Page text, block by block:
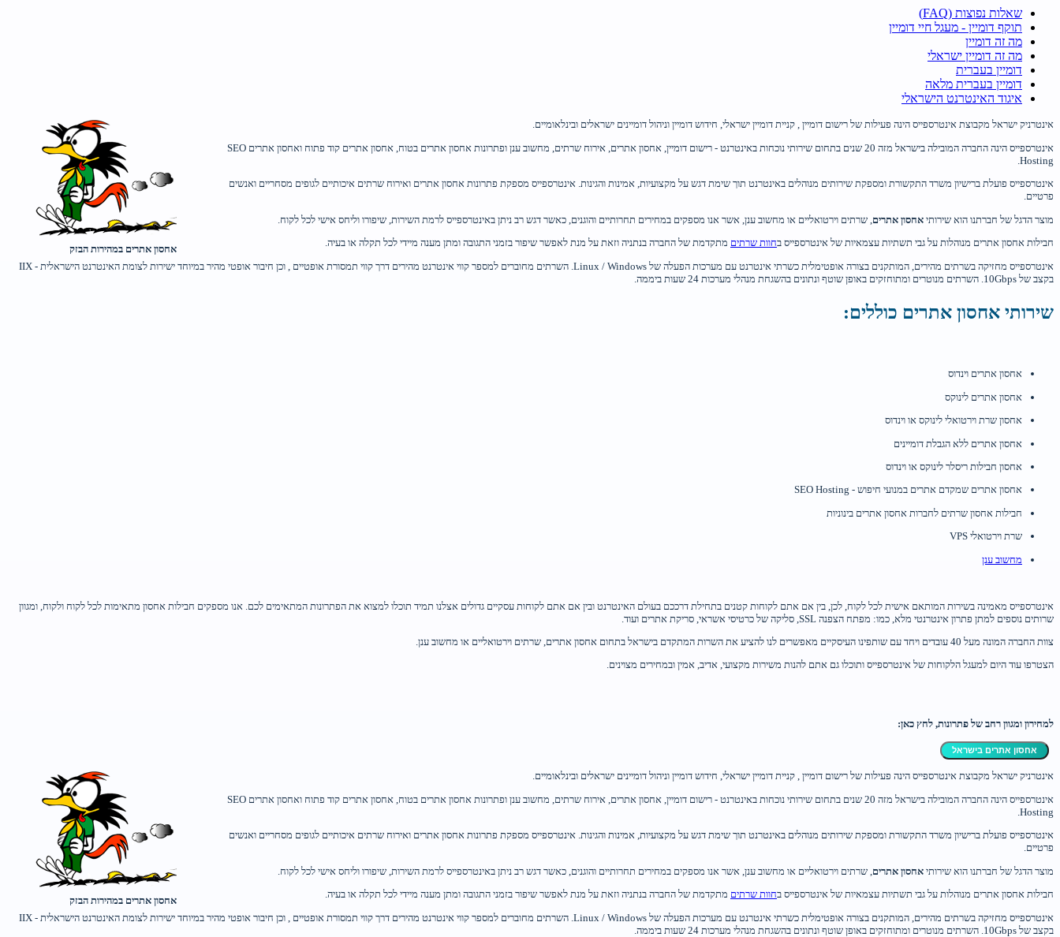
שאלות נפוצות (FAQ)
תוקף דומיין - מעגל חיי דומיין
מה זה דומיין
מה זה דומיין ישראלי
דומיין בעברית
דומיין בעברית מלאה
איגוד האינטרנט הישראלי
אחסון אתרים במהירות הבזק
אינטרניק ישראל מקבוצת אינטרספייס הינה פעילות של רישום דומיין , קניית דומיין ישראלי, חידוש דומיין וניהול דומיינים ישראלים ובינלאומיים.
אינטרספייס הינה החברה המובילה בישראל מזה 20 שנים בתחום שירותי נוכחות באינטרנט - רישום דומיין, אחסון אתרים, אירוח שרתים, מחשוב ענן ופתרונות אחסון אתרים בטוח, אחסון אתרים קוד פתוח ואחסון אתרים SEO
Hosting.
אינטרספייס פועלת ברישיון משרד התקשורת ומספקת שירותים מנוהלים באינטרנט תוך שימת דגש על מקצועיות, אמינות והגינות. אינטרספייס מספקת פתרונות אחסון אתרים ואירוח שרתים איכותיים לגופים מסחריים ואנשים
פרטיים.
מוצר הדגל של חברתנו הוא שירותי אחסון אתרים , שרתים וירטואליים או מחשוב ענן, אשר אנו מספקים במחירים תחרותיים והוגנים, כאשר דגש רב ניתן באינטרספייס לרמת השירות, שיפורו וליחס אישי לכל לקוח.
חבילות אחסון אתרים מנוהלות על גבי תשתיות עצמאיות של אינטרספייס בחוות שרתים מתקדמת של החברה בנתניה וזאת על מנת לאפשר שיפור בזמני התגובה ומתן מענה מיידי לכל תקלה או בעיה.
אינטרספייס מחזיקה בשרתים מהירים, המותקנים בצורה אופטימלית כשרתי אינטרנט עם מערכות הפעלה של Linux / Windows. השרתים מחוברים למספר קווי אינטרנט מהירים דרך קווי תמסורת אופטיים , וכן חיבור אופטי מהיר במיוחד ישירות לצומת האינטרנט הישראלית - IIX
בקצב של 10Gbps. השרתים מנוטרים ומתוחזקים באופן שוטף ונתונים בהשגחת מנהלי מערכות 24 שעות ביממה.
שירותי אחסון אתרים כוללים:
אחסון אתרים וינדוס
אחסון אתרים לינוקס
אחסון שרת וירטואלי לינוקס או וינדוס
אחסון אתרים ללא הגבלת דומיינים
אחסון חבילות ריסלר לינוקס או וינדוס
אחסון אתרים שמקדם אתרים במנועי חיפוש - SEO Hosting
חבילות אחסון שרתים לחברות אחסון אתרים בינוניות
שרת וירטואלי VPS
מחשוב ענן
אינטרספייס מאמינה בשירות המותאם אישית לכל לקוח, לכן, בין אם אתם לקוחות קטנים בתחילת דרככם בעולם האינטרנט ובין אם אתם לקוחות עסקיים גדולים אצלנו תמיד תוכלו למצוא את הפתרונות המתאימים לכם. אנו מספקים חבילות אחסון מתאימות לכל לקוח ולקוח, ומגוון
שרותים נוספים למתן פתרון אינטרנטי מלא, כמו: מפתח הצפנה SSL, סליקה של כרטיסי אשראי, סריקת אתרים ועוד.
צוות החברה המונה מעל 40 עובדים ויחד עם שותפינו העיסקיים מאפשרים לנו להציע את השרות המתקדם בישראל בתחום אחסון אתרים, שרתים וירטואליים או מחשוב ענן.
הצטרפו עוד היום למעגל הלקוחות של אינטרספייס ותוכלו גם אתם להנות משירות מקצועי, אדיב, אמין ובמחירים מצוינים.
למחירון ומגוון רחב של פתרונות, לחץ כאן:
אחסון אתרים בישראל
אחסון אתרים במהירות הבזק
אינטרניק ישראל מקבוצת אינטרספייס הינה פעילות של רישום דומיין , קניית דומיין ישראלי, חידוש דומיין וניהול דומיינים ישראלים ובינלאומיים.
אינטרספייס הינה החברה המובילה בישראל מזה 20 שנים בתחום שירותי נוכחות באינטרנט - רישום דומיין, אחסון אתרים, אירוח שרתים, מחשוב ענן ופתרונות אחסון אתרים בטוח, אחסון אתרים קוד פתוח ואחסון אתרים SEO
Hosting.
אינטרספייס פועלת ברישיון משרד התקשורת ומספקת שירותים מנוהלים באינטרנט תוך שימת דגש על מקצועיות, אמינות והגינות. אינטרספייס מספקת פתרונות אחסון אתרים ואירוח שרתים איכותיים לגופים מסחריים ואנשים
פרטיים.
מוצר הדגל של חברתנו הוא שירותי אחסון אתרים , שרתים וירטואליים או מחשוב ענן, אשר אנו מספקים במחירים תחרותיים והוגנים, כאשר דגש רב ניתן באינטרספייס לרמת השירות, שיפורו וליחס אישי לכל לקוח.
חבילות אחסון אתרים מנוהלות על גבי תשתיות עצמאיות של אינטרספייס בחוות שרתים מתקדמת של החברה בנתניה וזאת על מנת לאפשר שיפור בזמני התגובה ומתן מענה מיידי לכל תקלה או בעיה.
אינטרספייס מחזיקה בשרתים מהירים, המותקנים בצורה אופטימלית כשרתי אינטרנט עם מערכות הפעלה של Linux / Windows. השרתים מחוברים למספר קווי אינטרנט מהירים דרך קווי תמסורת אופטיים , וכן חיבור אופטי מהיר במיוחד ישירות לצומת האינטרנט הישראלית - IIX
בקצב של 10Gbps. השרתים מנוטרים ומתוחזקים באופן שוטף ונתונים בהשגחת מנהלי מערכות 24 שעות ביממה.